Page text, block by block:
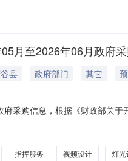
月至2026年06月政府
县 政府部门 其它
府采购信息，根据《财政部关
优秀传统文化，推动国家级
艺术教育
指挥服务 视频设计 灯光